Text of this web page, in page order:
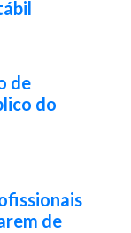
de
do
de